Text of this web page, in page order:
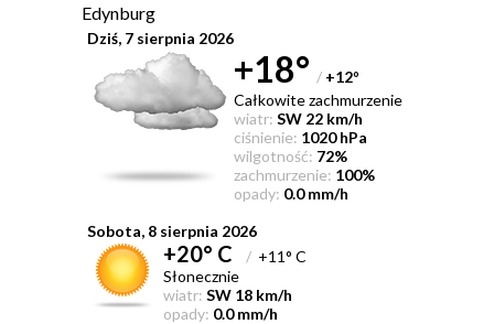
Edynburg
Dziś, 7 sierpnia 2026
+18° / +12°
Całkowite zachmurzenie
wiatr: SW 22 km/h
ciśnienie: 1020 hPa
wilgotność: 72%
zachmurzenie: 100%
opady: 0.0 mm/h
Sobota, 8 sierpnia 2026
+20° C /+11° C
Słonecznie
wiatr: SW 18 km/h
opady: 0.0 mm/h